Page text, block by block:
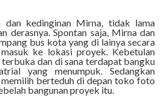
dan kedinginan Mirna, tidak lama
derasnya. Spontan saja, Mirna dan
bus kota yang di lainya secara
ke lokasi proyek. Kebetulan
dan di sana terdapat bangku
yang menumpuk. Sedangkan
memilih berteduh di depan toko foto
bangunan proyek itu.